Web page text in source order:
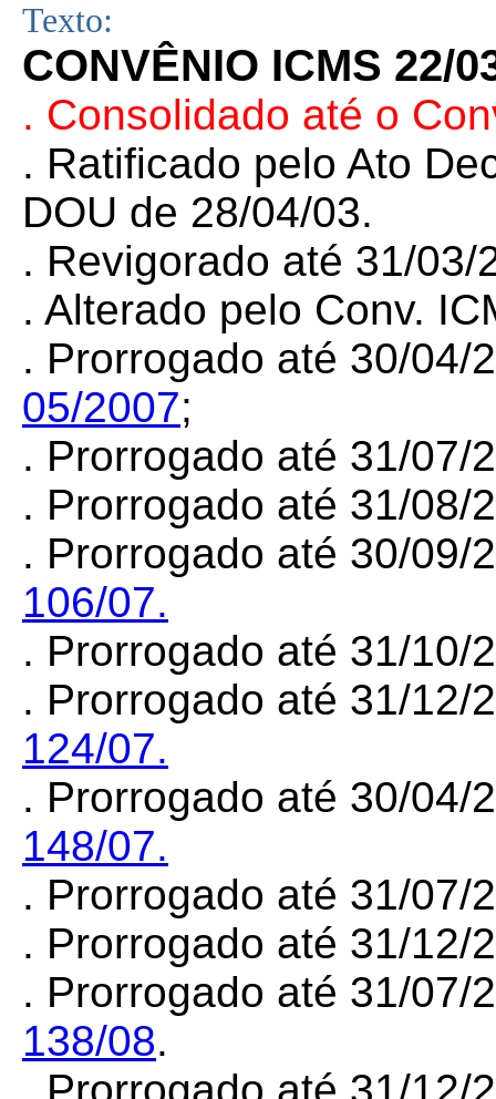
Texto:
CONVÊNIO ICMS 22/
. Consolidado até o
. Ratificado pelo Ato
DOU de 28/04/03.
. Revigorado até 31/
. Alterado pelo Conv.
. Prorrogado até 30/04/
05/2007;
. Prorrogado até 31/07/
. Prorrogado até 31/08/
. Prorrogado até 30/09/
106/07.
. Prorrogado até 31/10/
. Prorrogado até 31/12/
124/07.
. Prorrogado até 30/04/
148/07.
. Prorrogado até 31/
. Prorrogado até 31/
. Prorrogado até 31/07/
138/08.